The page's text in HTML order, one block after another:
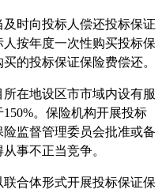
时向投标人偿还投标保证
按年度一次性购买投标保
的投标保证保险费偿还。
在地设区市市域内设有服
。保险机构开展投标
监督管理委员会批准或备
事不正当竞争。
合体形式开展投标保证保